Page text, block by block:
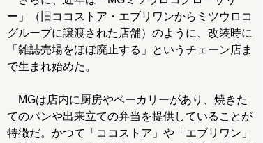
ー」（旧ココストア・エブリワンからミツウロコ
グループに譲渡された店舗）のように、改装時に
「雑誌売場をほぼ廃止する」というチェーン店ま
で生まれ始めた。
MGは店内に厨房やベーカリーがあり、焼きた
てのパンや出来立ての弁当を提供していることが
特徴だ。かつて「ココストア」や「エブリワン」